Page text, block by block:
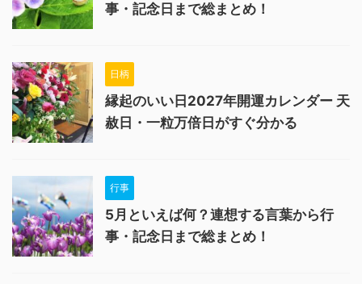
事・記念日まで総まとめ！
日柄
縁起のいい日2027年開運カレンダー 天
赦日・一粒万倍日がすぐ分かる
行事
5月といえば何？連想する言葉から行
事・記念日まで総まとめ！